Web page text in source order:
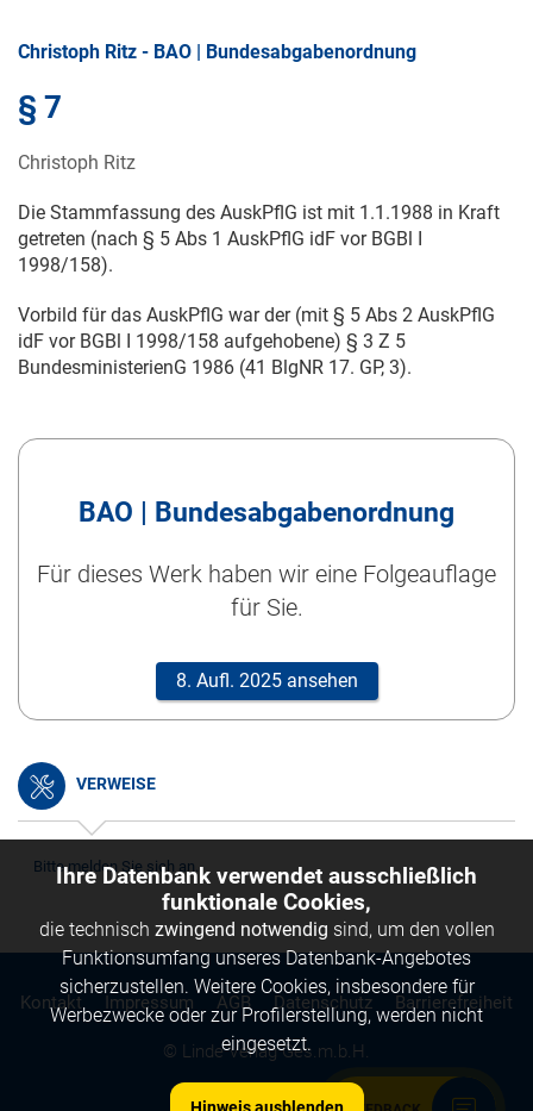
Christoph Ritz - BAO | Bundesabgabenordnung
§ 7
Christoph Ritz
Die Stammfassung des AuskPflG ist mit 1.1.1988 in Kraft
getreten (nach § 5 Abs 1 AuskPflG idF vor BGBl I
1998/158).
Vorbild für das AuskPflG war der (mit § 5 Abs 2 AuskPflG
idF vor BGBl I 1998/158 aufgehobene) § 3 Z 5
BundesministerienG 1986 (41 BlgNR 17. GP, 3).
BAO | Bundesabgabenordnung
Für dieses Werk haben wir eine Folgeauflage
für Sie.
8. Aufl. 2025 ansehen
VERWEISE
Bitte melden Sie sich an.
© Linde Verlag Ges.m.b.H.
Kontakt Impressum AGB Datenschutz Barrierefreiheit
Ihre Datenbank verwendet ausschließlich
funktionale Cookies,
die technisch zwingend notwendig sind, um den vollen
Funktionsumfang unseres Datenbank-Angebotes
sicherzustellen. Weitere Cookies, insbesondere für
Werbezwecke oder zur Profilerstellung, werden nicht
eingesetzt.